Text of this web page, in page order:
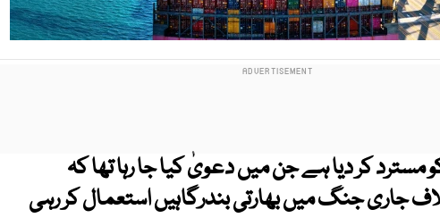
کر دیا ہے جن میں دعویٰ کیا جا رہا تھا کہ
جاری جنگ میں بھارتی بندرگاہیں استعمال کر رہی